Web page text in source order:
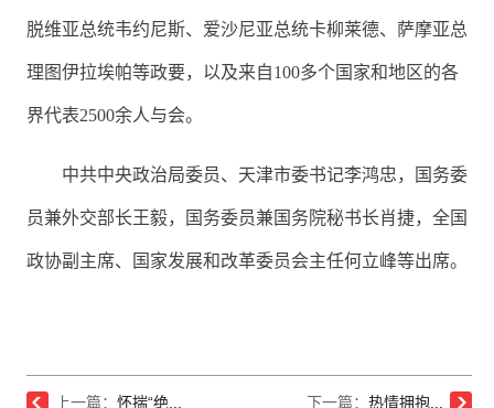
脱维亚总统韦约尼斯、爱沙尼亚总统卡柳莱德、萨摩亚总
理图伊拉埃帕等政要，以及来自100多个国家和地区的各
界代表2500余人与会。
中共中央政治局委员、天津市委书记李鸿忠，国务委
员兼外交部长王毅，国务委员兼国务院秘书长肖捷，全国
政协副主席、国家发展和改革委员会主任何立峰等出席。
上一篇： 怀揣“绝... 下一篇：热情拥抱...